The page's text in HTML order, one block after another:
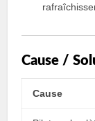
Cause /
Cause